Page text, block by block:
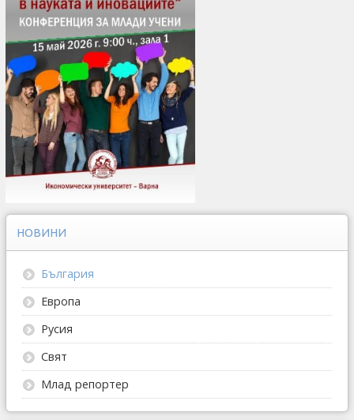
НОВИНИ
България
Европа
Русия
Свят
Млад репортер